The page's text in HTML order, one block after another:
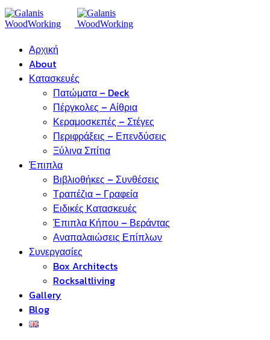
Αρχική
About
Κατασκευές
Πατώματα – Deck
Πέργκολες – Αίθρια
Κεραμοσκεπές – Στέγες
Περιφράξεις – Επενδύσεις
Ξύλινα Σπίτια
Έπιπλα
Βιβλιοθήκες – Συνθέσεις
Τραπέζια – Γραφεία
Ειδικές Κατασκευές
Έπιπλα Κήπου – Βεράντας
Αναπαλαιώσεις Επίπλων
Συνεργασίες
Box Architects
Rocksaltliving
Gallery
Blog